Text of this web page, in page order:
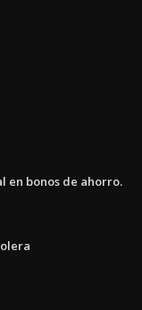
en bonos de ahorro.